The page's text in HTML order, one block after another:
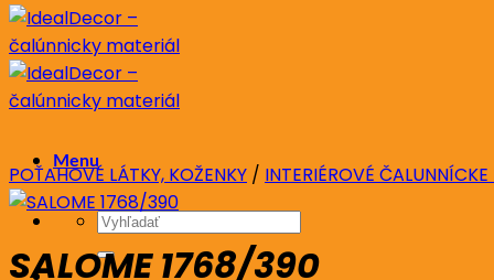
Menu
Hľadať:
POŤAHOVÉ LÁTKY, KOŽENKY / INTERIÉROVÉ ČALUNNÍCKE
SALOME 1768/390